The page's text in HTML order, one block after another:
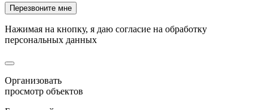
Нажимая на кнопку, я даю согласие на обработку
персональных данных
Организовать
просмотр объектов